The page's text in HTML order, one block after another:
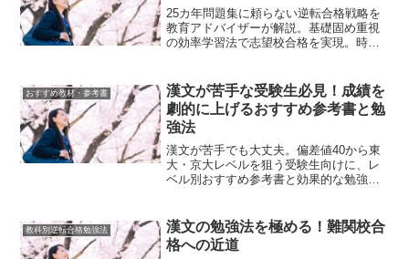
25カ年問題集に頼らない逆転合格戦略を
教育アドバイザーが解説。基礎固め重視
の効率学習法で志望校合格を実現。時間
おすすめ教材・参考書
漢文が苦手な受験生必見！成績を
劇的に上げるおすすめ参考書と勉
強法
漢文が苦手でも大丈夫。偏差値40から東
大・京大レベルを狙う受験生向けに、レ
ベル別おすすめ参考書と効果的な勉強法
教科別逆転合格勉強法
漢文の勉強法を極める！難関校合
格への近道